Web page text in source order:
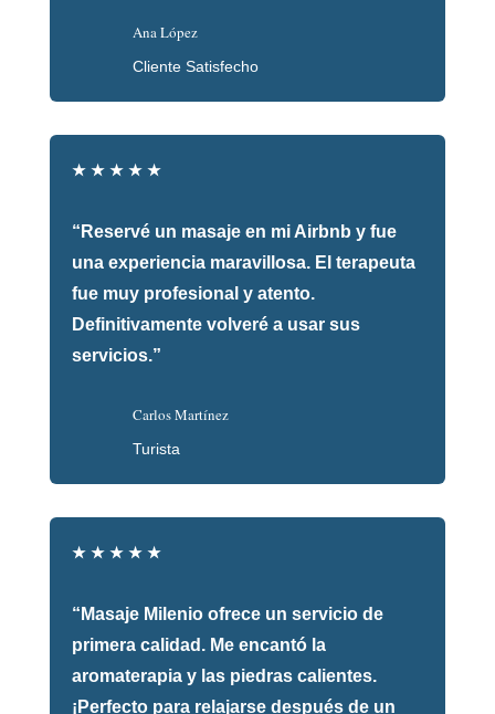
Ana López
Cliente Satisfecho
★ ★ ★ ★ ★
“Reservé un masaje en mi Airbnb y fue
una experiencia maravillosa. El terapeuta
fue muy profesional y atento.
Definitivamente volveré a usar sus
servicios.”
Carlos Martínez
Turista
★ ★ ★ ★ ★
“Masaje Milenio ofrece un servicio de
primera calidad. Me encantó la
aromaterapia y las piedras calientes.
¡Perfecto para relajarse después de un